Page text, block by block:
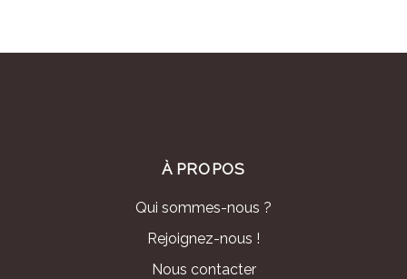
À PROPOS
Qui sommes-nous ?
Rejoignez-nous !
Nous contacter